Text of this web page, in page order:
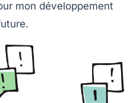
mon développement